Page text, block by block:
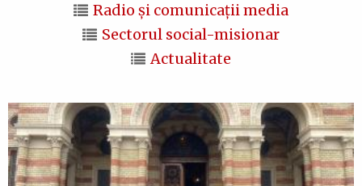
Radio și comunicații media
Sectorul social-misionar
Actualitate